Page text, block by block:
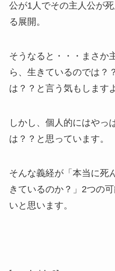
公が1人でその主人公が
る展開。
そうなると・・・まさか
ら、生きているのでは？
は？？と言う気もします
しかし、個人的にはやっ
は？？と思っています。
そんな義経が「本当に死
きているのか？」2つの
いと思います。